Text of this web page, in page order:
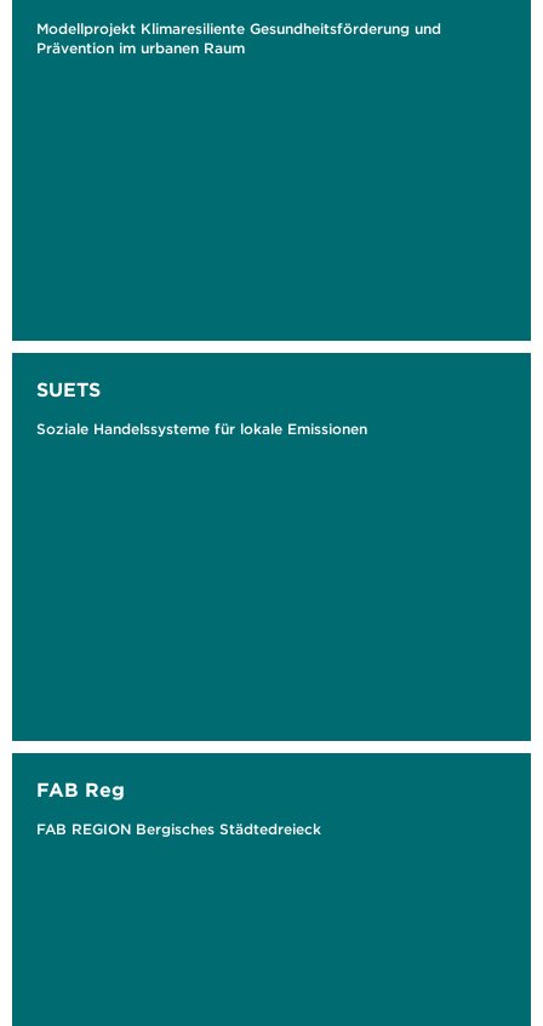
Modellprojekt Klimaresiliente Gesundheitsförderung und
Prävention im urbanen Raum
SUETS
Soziale Handelssysteme für lokale Emissionen
FAB Reg
FAB REGION Bergisches Städtedreieck